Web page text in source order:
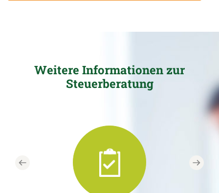
Weitere Informationen zur
Steuerberatung
Previous Next